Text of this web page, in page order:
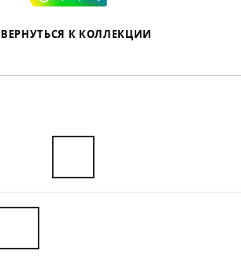
ВЕРНУТЬСЯ К КОЛЛЕКЦИИ